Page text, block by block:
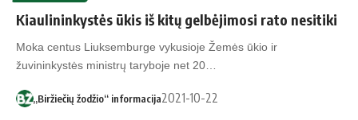
Kiaulininkystės ūkis iš kitų gelbėjimosi rato nesitiki
Moka centus Liuksemburge vykusioje Žemės ūkio ir
žuvininkystės ministrų taryboje net 20…
„Biržiečių žodžio“ informacija2021-10-22